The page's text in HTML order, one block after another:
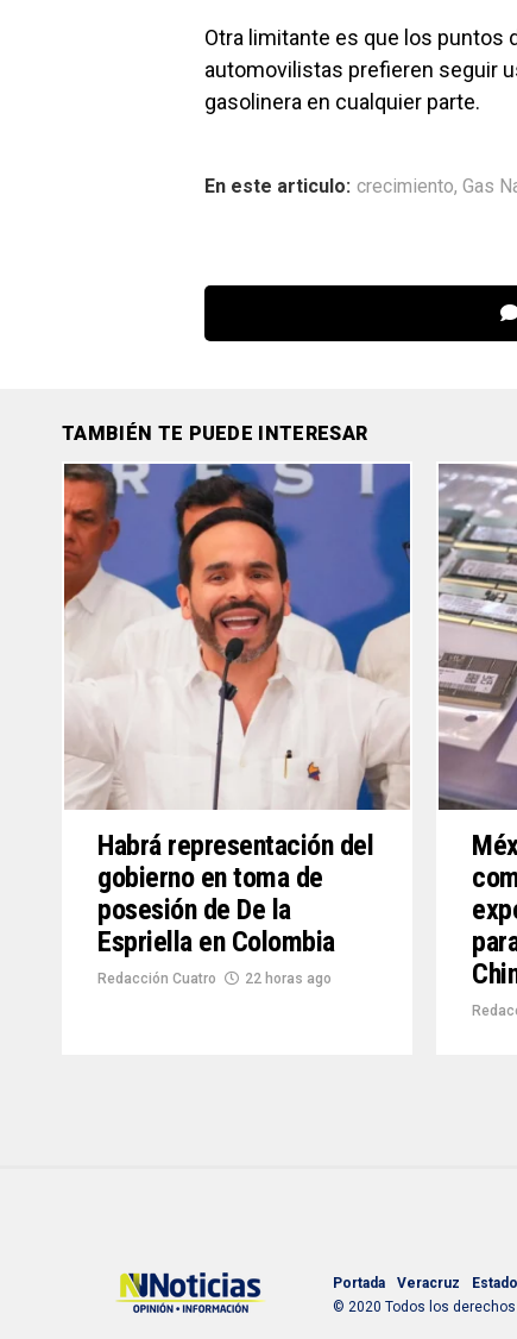
Otra limitante es que los puntos
automovilistas prefieren seguir
gasolinera en cualquier parte.
En este articulo: crecimiento, Gas
TAMBIÉN TE PUEDE INTERESAR
Habrá representación del
gobierno en toma de
posesión de De la
Espriella en Colombia
Redacción Cuatro 22 horas ago
Portada Veracruz Estado
© 2020 Todos los